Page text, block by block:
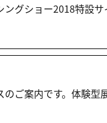
グショー2018特設サ
ご案内です。体験型